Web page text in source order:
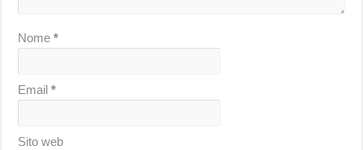
Nome*
Email*
Sito web